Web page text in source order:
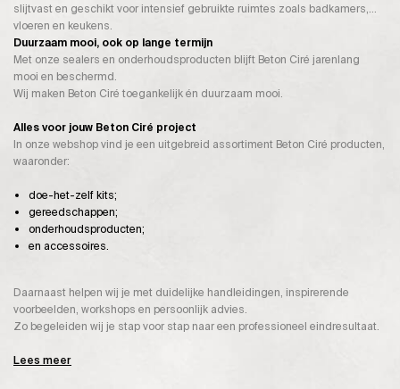
slijtvast en geschikt voor intensief gebruikte ruimtes zoals badkamers,
vloeren en keukens.
Duurzaam mooi, ook op lange termijn
Met onze sealers en onderhoudsproducten blijft Beton Ciré jarenlang
mooi en beschermd.
Wij maken Beton Ciré toegankelijk én duurzaam mooi.
Alles voor jouw Beton Ciré project
In onze webshop vind je een uitgebreid assortiment Beton Ciré producten,
waaronder:
doe-het-zelf kits;
gereedschappen;
onderhoudsproducten;
en accessoires.
Daarnaast helpen wij je met duidelijke handleidingen, inspirerende
voorbeelden, workshops en persoonlijk advies.
Zo begeleiden wij je stap voor stap naar een professioneel eindresultaat.
Lees meer